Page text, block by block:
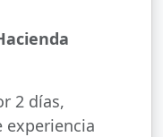
2 días,
experiencia